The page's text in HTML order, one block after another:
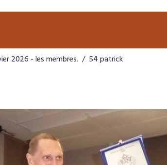
2026 - les membres. 54 patrick